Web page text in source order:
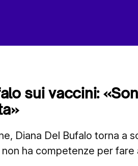
sui vaccini:
Diana Del Bufalo torna a
ha competenze per fare